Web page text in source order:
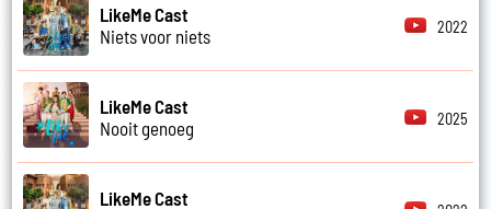
LikeMe Cast
Niets voor niets
2022
LikeMe Cast
Nooit genoeg
2025
LikeMe Cast